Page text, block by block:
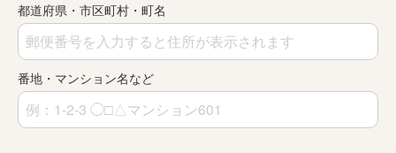
都道府県・市区町村・町名
番地・マンション名など